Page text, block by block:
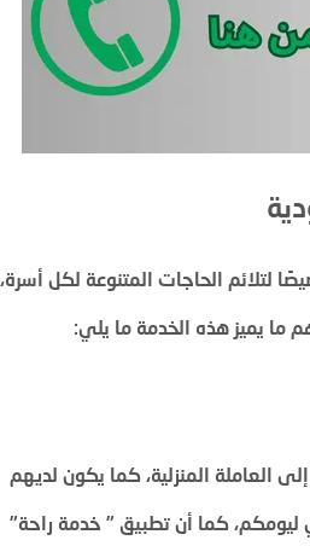
الحاجات المتنوعة لكل أسرة،
ما يميز هذه الخدمة ما يلي:
العاملة المنزلية، كما يكون لديهم
ليومكم، كما أن تطبيق ” خدمة راحة”